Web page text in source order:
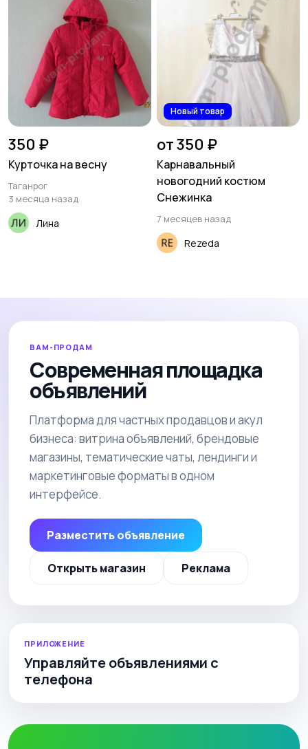
350 ₽
Курточка на весну
Таганрог
3 месяца назад
Лина
Новый товар
от 350 ₽
Карнавальный
новогодний костюм
Снежинка
7 месяцев назад
Rezeda
ВАМ-ПРОДАМ
Современная площадка
объявлений
Платформа для частных продавцов и акул
бизнеса: витрина объявлений, брендовые
магазины, тематические чаты, лендинги и
маркетинговые форматы в одном
интерфейсе.
Разместить объявление
Открыть магазин Реклама
ПРИЛОЖЕНИЕ
Управляйте объявлениями с
телефона